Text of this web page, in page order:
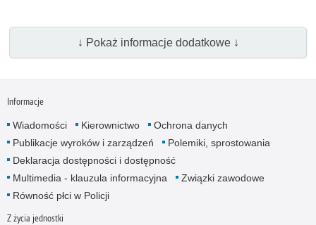
↓ Pokaż informacje dodatkowe ↓
Informacje
Wiadomości Kierownictwo
Ochrona danych
Publikacje wyroków i zarządzeń
Polemiki, sprostowania
Deklaracja dostępności i dostępność
Multimedia - klauzula informacyjna
Związki zawodowe
Równość płci w Policji
Z życia jednostki